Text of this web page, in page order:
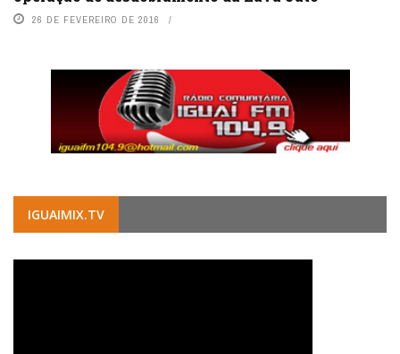
26 DE FEVEREIRO DE 2016
IGUAIMIX.TV